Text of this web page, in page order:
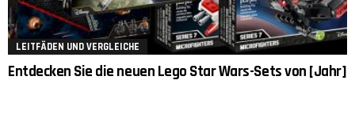
LEITFÄDEN UND VERGLEICHE
Entdecken Sie die neuen Lego Star Wars-Sets von [Jahr]